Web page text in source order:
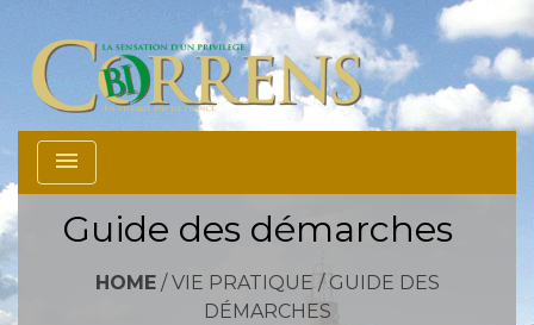
menu
Guide des démarches
HOME/ VIE PRATIQUE / GUIDE DES
DÉMARCHES